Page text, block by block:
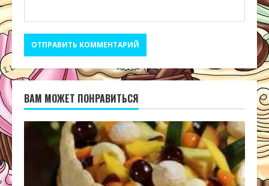
ВАМ МОЖЕТ ПОНРАВИТЬСЯ